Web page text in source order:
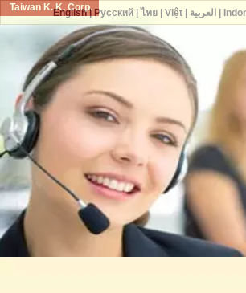
Taiwan K. K. Corp.
English| Русский| ไทย| Việt| العربية